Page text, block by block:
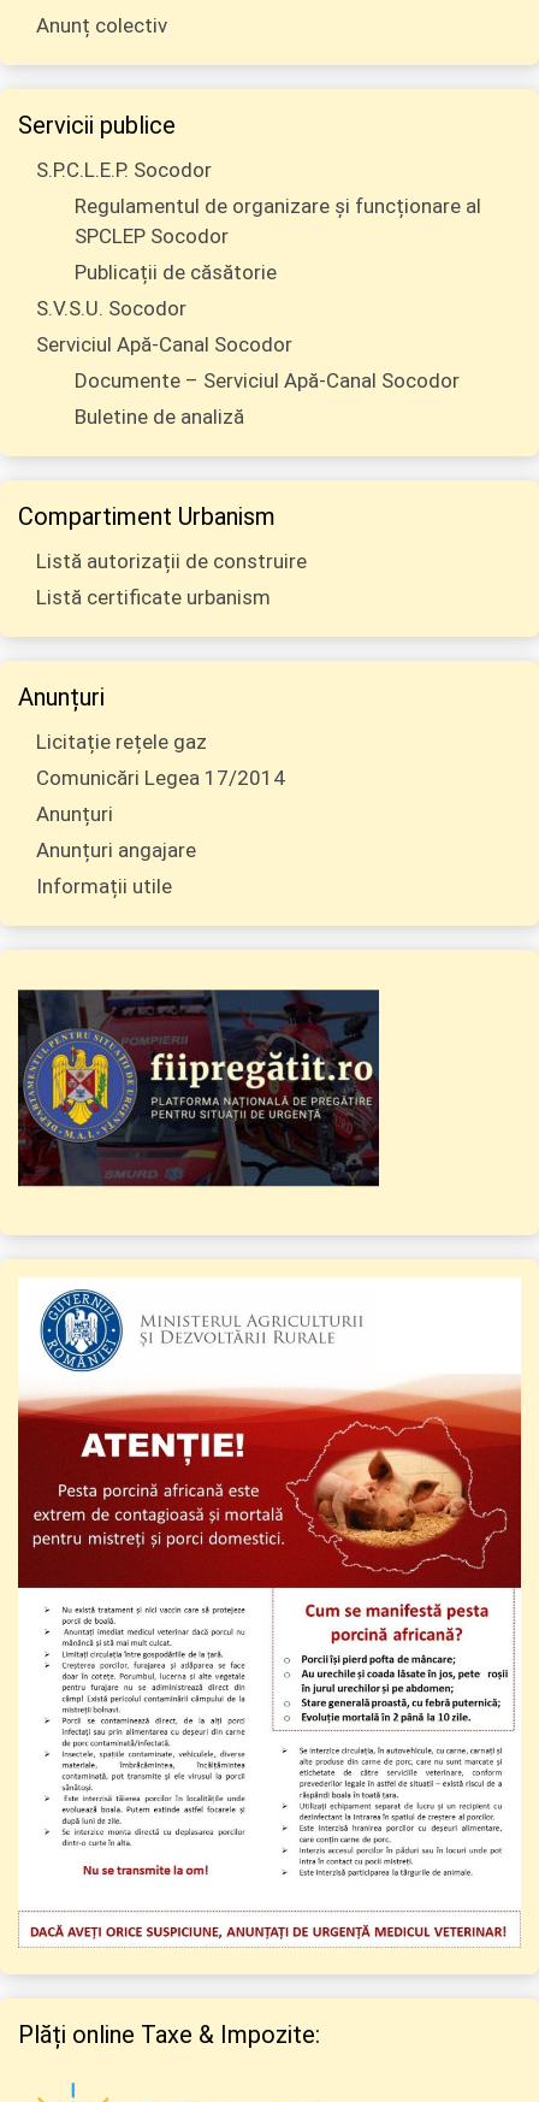
Anunț colectiv
Servicii publice
S.P.C.L.E.P. Socodor
Regulamentul de organizare și funcționare al
SPCLEP Socodor
Publicații de căsătorie
S.V.S.U. Socodor
Serviciul Apă-Canal Socodor
Documente – Serviciul Apă-Canal Socodor
Buletine de analiză
Compartiment Urbanism
Listă autorizații de construire
Listă certificate urbanism
Anunțuri
Licitație rețele gaz
Comunicări Legea 17/2014
Anunțuri
Anunțuri angajare
Informații utile
Plăți online Taxe & Impozite: